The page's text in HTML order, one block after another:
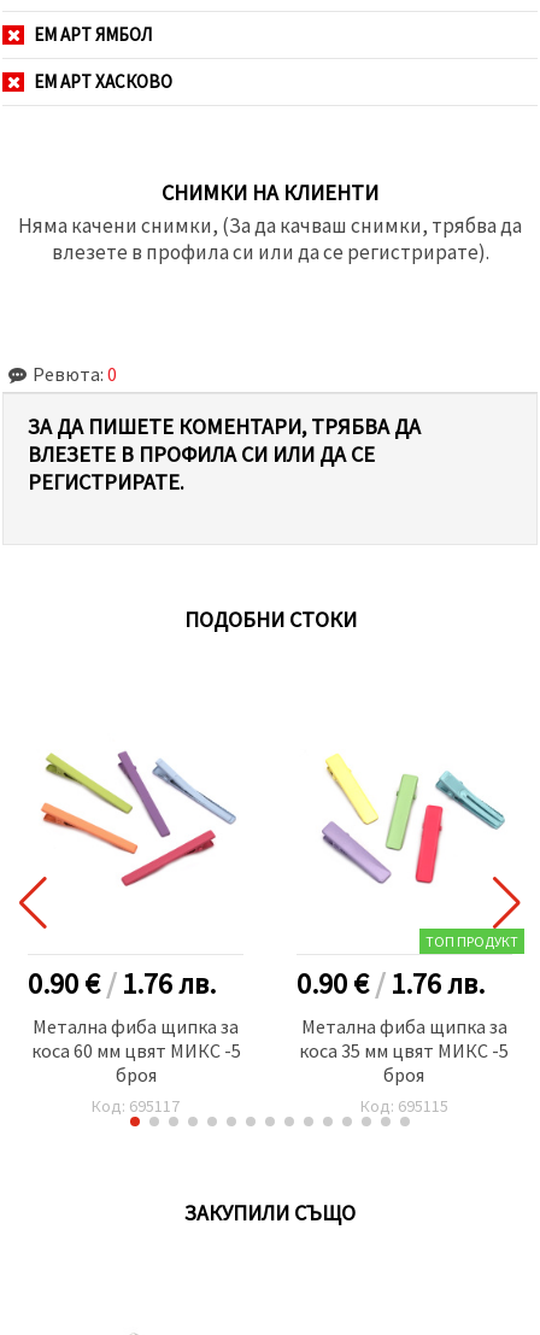
ЕМ АРТ ЯМБОЛ
ЕМ АРТ ХАСКОВО
СНИМКИ НА КЛИЕНТИ
Няма качени снимки, (За да качваш снимки, трябва да
влезете в профила си или да се регистрирате).
Ревюта: 0
ЗА ДА ПИШЕТЕ КОМЕНТАРИ, ТРЯБВА ДА
ВЛЕЗЕТЕ В ПРОФИЛА СИ ИЛИ ДА СЕ
РЕГИСТРИРАТЕ.
ПОДОБНИ СТОКИ
0.90 €/1.76лв.
Метална фиба щипка за
коса 60 мм цвят МИКС -5
броя
Код: 695117
ТОП ПРОДУКТ
0.90 €/1.76лв.
Метална фиба щипка за
коса 35 мм цвят МИКС -5
броя
Код: 695115
ЗАКУПИЛИ СЪЩО